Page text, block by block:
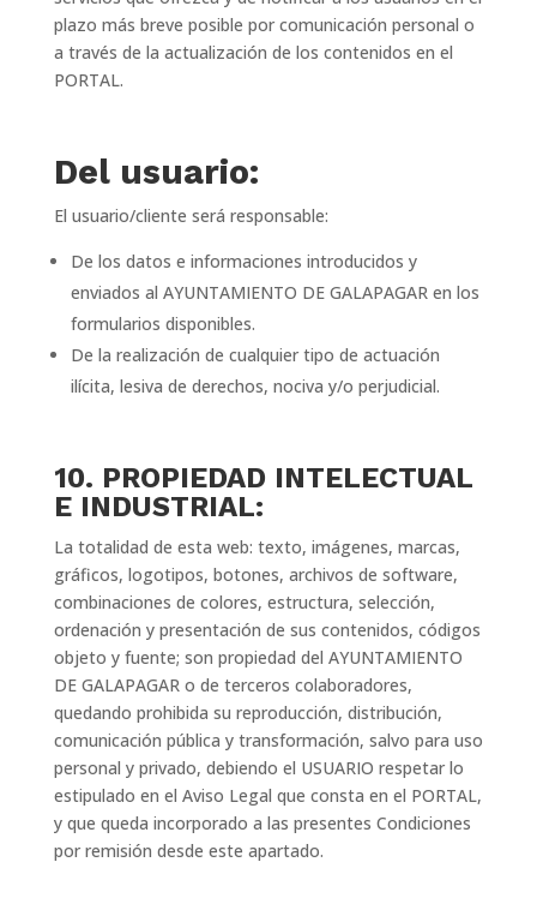
plazo más breve posible por comunicación personal o
a través de la actualización de los contenidos en el
PORTAL.
Del usuario:
El usuario/cliente será responsable:
De los datos e informaciones introducidos y
enviados al AYUNTAMIENTO DE GALAPAGAR en los
formularios disponibles.
De la realización de cualquier tipo de actuación
ilícita, lesiva de derechos, nociva y/o perjudicial.
10. PROPIEDAD INTELECTUAL
E INDUSTRIAL:
La totalidad de esta web: texto, imágenes, marcas,
gráficos, logotipos, botones, archivos de software,
combinaciones de colores, estructura, selección,
ordenación y presentación de sus contenidos, códigos
objeto y fuente; son propiedad del AYUNTAMIENTO
DE GALAPAGAR o de terceros colaboradores,
quedando prohibida su reproducción, distribución,
comunicación pública y transformación, salvo para uso
personal y privado, debiendo el USUARIO respetar lo
estipulado en el Aviso Legal que consta en el PORTAL,
y que queda incorporado a las presentes Condiciones
por remisión desde este apartado.